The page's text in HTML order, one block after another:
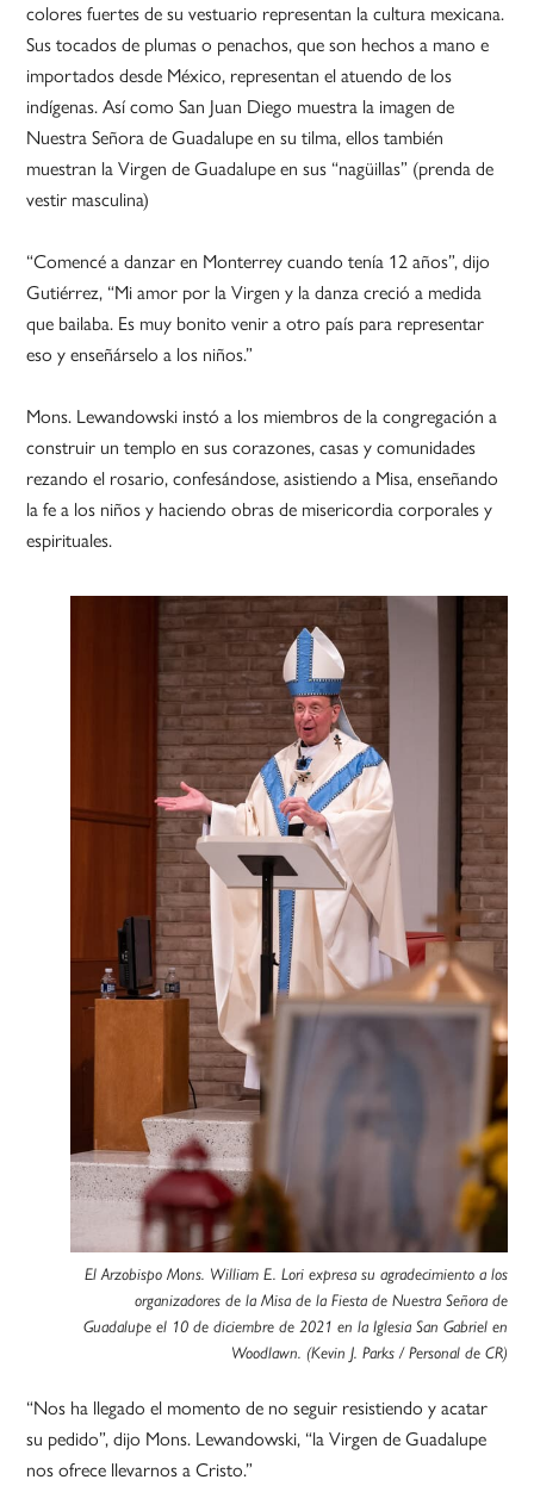
colores fuertes de su vestuario representan la cultura mexicana.
Sus tocados de plumas o penachos, que son hechos a mano e
importados desde México, representan el atuendo de los
indígenas. Así como San Juan Diego muestra la imagen de
Nuestra Señora de Guadalupe en su tilma, ellos también
muestran la Virgen de Guadalupe en sus “nagüillas” (prenda de
vestir masculina)
“Comencé a danzar en Monterrey cuando tenía 12 años”, dijo
Gutiérrez, “Mi amor por la Virgen y la danza creció a medida
que bailaba. Es muy bonito venir a otro país para representar
eso y enseñárselo a los niños.”
Mons. Lewandowski instó a los miembros de la congregación a
construir un templo en sus corazones, casas y comunidades
rezando el rosario, confesándose, asistiendo a Misa, enseñando
la fe a los niños y haciendo obras de misericordia corporales y
espirituales.
El Arzobispo Mons. William E. Lori expresa su agradecimiento a los
organizadores de la Misa de la Fiesta de Nuestra Señora de
Guadalupe el 10 de diciembre de 2021 en la Iglesia San Gabriel en
Woodlawn. (Kevin J. Parks / Personal de CR)
“Nos ha llegado el momento de no seguir resistiendo y acatar
su pedido”, dijo Mons. Lewandowski, “la Virgen de Guadalupe
nos ofrece llevarnos a Cristo.”